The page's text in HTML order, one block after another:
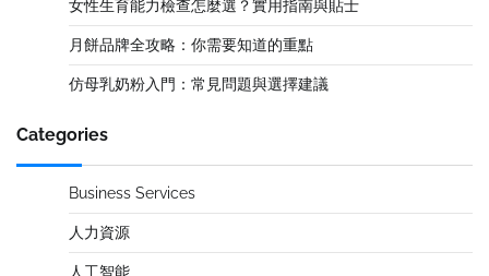
女性生育能力檢查怎麼選？實用指南與貼士
月餅品牌全攻略：你需要知道的重點
仿母乳奶粉入門：常見問題與選擇建議
Categories
Business Services
人力資源
人工智能